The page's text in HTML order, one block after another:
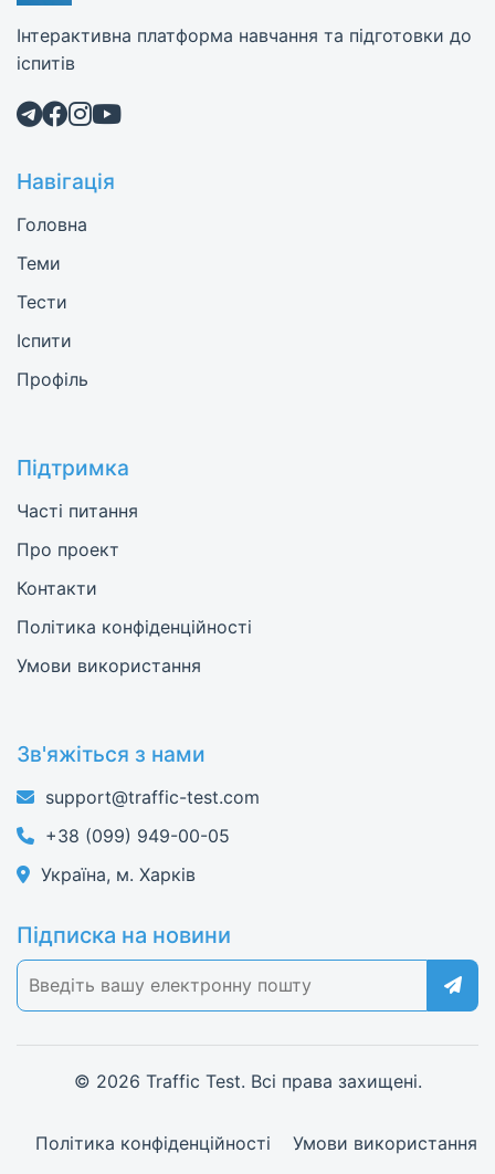
Інтерактивна платформа навчання та підготовки до
іспитів
Навігація
Головна
Теми
Тести
Іспити
Профіль
Підтримка
Часті питання
Про проект
Контакти
Політика конфіденційності
Умови використання
Зв'яжіться з нами
support@traffic-test.com
+38 (099) 949-00-05
Україна, м. Харків
Підписка на новини
© 2026 Traffic Test. Всі права захищені.
Політика конфіденційності Умови використання